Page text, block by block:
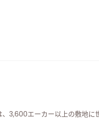
3,600エーカー以上の敷地